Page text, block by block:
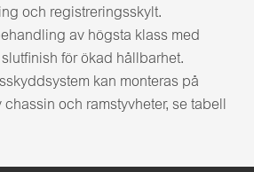
och registreringsskylt.
av högsta klass med
för ökad hållbarhet.
kan monteras på
och ramstyvheter, se tabell